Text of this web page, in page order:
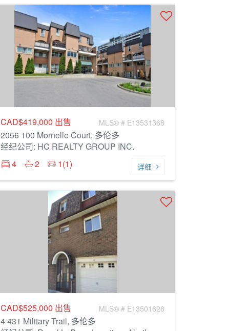
CAD$419,000 出售 MLS® # E13531368
2056 100 Mornelle Court, 多伦多
经纪公司: HC REALTY GROUP INC.
4
2 1(1) 详细
CAD$525,000 出售 MLS® # E13501628
4 431 Military Trail, 多伦多